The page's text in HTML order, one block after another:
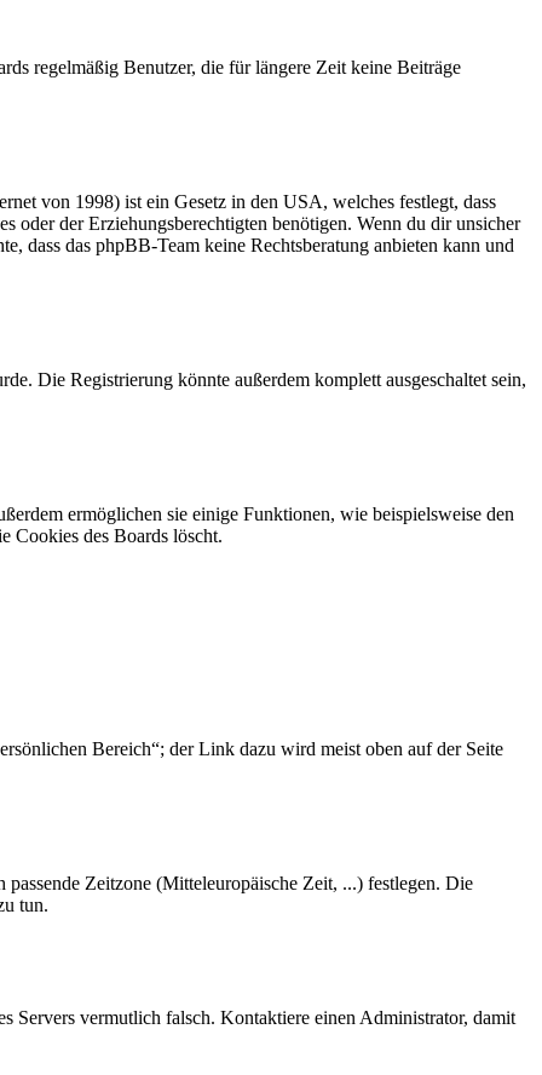
regelmäßig Benutzer, die für längere Zeit keine Beiträge
von 1998) ist ein Gesetz in den USA, welches festlegt, dass
oder der Erziehungsberechtigten benötigen. Wenn du dir unsicher
dass das phpBB-Team keine Rechtsberatung anbieten kann und
Die Registrierung könnte außerdem komplett ausgeschaltet sein,
ermöglichen sie einige Funktionen, wie beispielsweise den
Cookies des Boards löscht.
Bereich“; der Link dazu wird meist oben auf der Seite
Zeitzone (Mitteleuropäische Zeit, ...) festlegen. Die
tun.
Servers vermutlich falsch. Kontaktiere einen Administrator, damit